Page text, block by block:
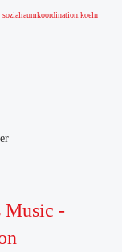
sozialraumkoordination.koeln
Music -